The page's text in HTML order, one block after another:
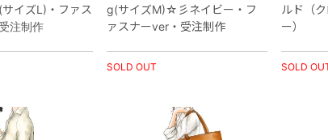
イズL)・ファス
注制作
g(サイズM)☆彡ネイビー・フ
ァスナーver・受注制作
SOLD OUT
ルド（
ー）
SOLD